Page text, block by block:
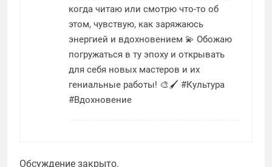
когда читаю или смотрю что-то об
этом, чувствую, как заряжаюсь
энергией и вдохновением 💫 Обожаю
погружаться в ту эпоху и открывать
для себя новых мастеров и их
гениальные работы! 🎨🖌 #Культура
#Вдохновение
Обсуждение закрыто.